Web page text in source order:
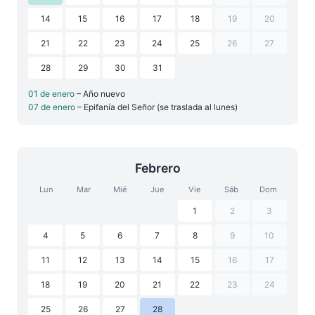
14 15 16 17 18 19 20
21 22 23 24 25 26 27
28 29 30 31
01 de enero – Año nuevo
07 de enero – Epifanía del Señor (se traslada al lunes)
Febrero
Lun Mar Mié Jue Vie Sáb Dom
1 2 3
4 5 6 7 8 9 10
11 12 13 14 15 16 17
18 19 20 21 22 23 24
25 26 27 28